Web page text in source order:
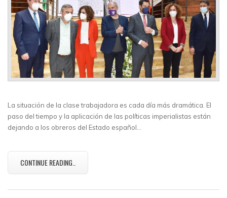
La situación de la clase trabajadora es cada día más dramática. El
paso del tiempo y la aplicación de las políticas imperialistas están
dejando a los obreros del Estado español…
CONTINUE READING..